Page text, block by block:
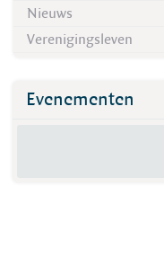
Nieuws
Verenigingsleven
Evenementen